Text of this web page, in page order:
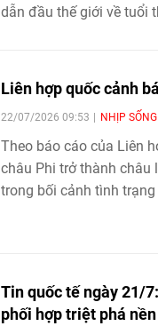
dẫn đầu thế giới về tuổi
Liên hợp quốc cảnh
22/07/2026 09:53 NHỊP SỐNG
Theo báo cáo của Liên
châu Phi trở thành châu
trong bối cảnh tình
Tin quốc tế ngày 21/
phối hợp triệt phá